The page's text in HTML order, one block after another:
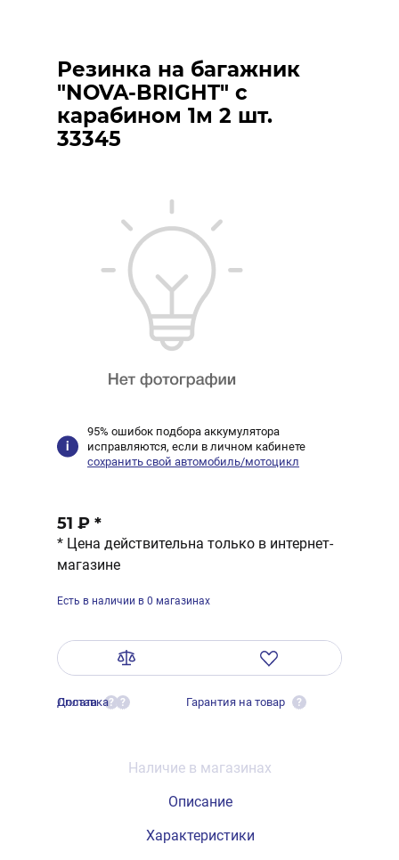
Резинка на багажник
"NOVA-BRIGHT" c
карабином 1м 2 шт.
33345
95% ошибок подбора аккумулятора
исправляются, если в личном кабинете
сохранить свой автомобиль/мотоцикл
51 ₽ *
* Цена действительна только в интернет-
магазине
Есть в наличии в 0 магазинах
Оплата ?
Доставка ? Гарантия на товар ?
Наличие в магазинах
Описание
Характеристики